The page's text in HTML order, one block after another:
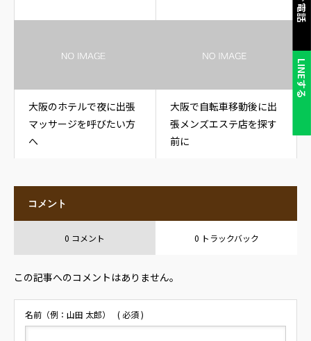
LINEする
大阪のホテルで夜に出張
マッサージを呼びたい方
へ
大阪で自転車移動後に出
張メンズエステ店を探す
前に
コメント
0 コメント 0 トラックバック
この記事へのコメントはありません。
名前（例：山田 太郎） ( 必須 )